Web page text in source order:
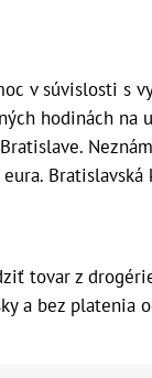
v súvislosti s
hodinách na
tovar z
a bez platenia